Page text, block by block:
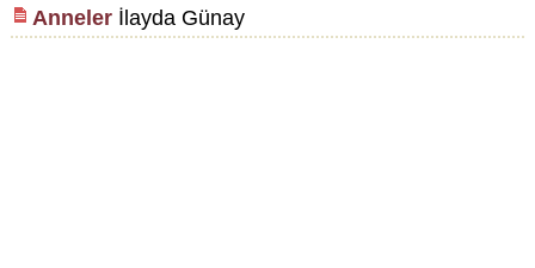
Annelerİlayda Günay